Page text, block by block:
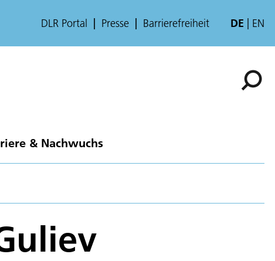
DLR Portal Presse Barrierefreiheit DE EN
& Nachwuchs